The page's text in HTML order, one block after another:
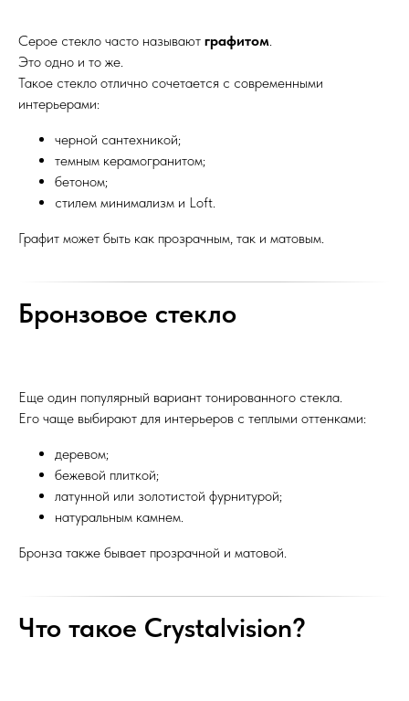
Серое стекло часто называют графитом
Это одно и то же.
Такое стекло отлично сочетается с современными
интерьерами:
черной сантехникой;
темным керамогранитом;
бетоном;
стилем минимализм и Loft.
Графит может быть как прозрачным, так и матовым.
Бронзовое стекло
Еще один популярный вариант тонированного стекла.
Его чаще выбирают для интерьеров с теплыми оттенками:
деревом;
бежевой плиткой;
латунной или золотистой фурнитурой;
натуральным камнем.
Бронза также бывает прозрачной и матовой.
Что такое Crystalvision?